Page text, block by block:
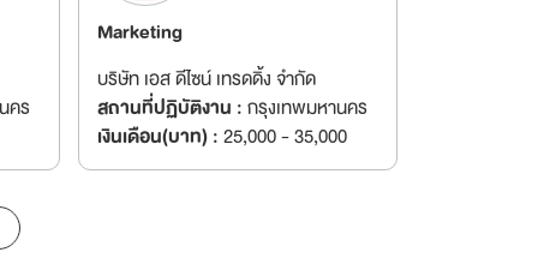
คร
Marketing
บริษัท เอส ดีไซน์ เทรดดิ้ง จำกัด
สถานที่ปฏิบัติงาน :กรุงเทพมหานคร
เงินเดือน(บาท) :25,000 - 35,000